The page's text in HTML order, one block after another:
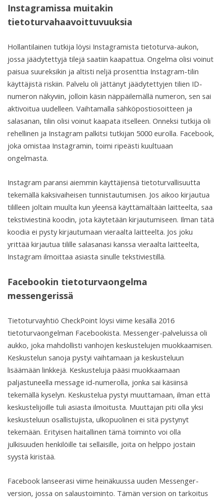
Instagramissa muitakin
tietoturvahaavoittuvuuksia
Hollantilainen tutkija löysi Instagramista tietoturva-aukon,
jossa jäädytettyjä tilejä saatiin kaapattua. Ongelma olisi voinut
paisua suureksikin ja altisti neljä prosenttia Instagram-tilin
käyttäjistä riskiin. Palvelu oli jättänyt jäädytettyjen tilien ID-
numeron näkyviin, jolloin käsin näppäilemällä numeron, sen sai
aktivoitua uudelleen. Vaihtamalla sähköpostiosoitteen ja
salasanan, tilin olisi voinut kaapata itselleen. Onneksi tutkija oli
rehellinen ja Instagram palkitsi tutkijan 5000 eurolla. Facebook,
joka omistaa Instagramin, toimi ripeästi kuultuaan
ongelmasta.
Instagram paransi aiemmin käyttäjiensä tietoturvallisuutta
tekemällä kaksivaiheisen tunnistautumisen. Jos aikoo kirjautua
tililleen joltain muulta kun yleensä käyttämältään laitteelta, saa
tekstiviestinä koodin, jota käytetään kirjautumiseen. Ilman tätä
koodia ei pysty kirjautumaan vieraalta laitteelta. Jos joku
yrittää kirjautua tilille salasanasi kanssa vieraalta laitteelta,
Instagram ilmoittaa asiasta sinulle tekstiviestillä.
Facebookin tietoturvaongelma
messengerissä
Tietoturvayhtiö CheckPoint löysi viime kesällä 2016
tietoturvaongelman Facebookista. Messenger-palveluissa oli
aukko, joka mahdollisti vanhojen keskustelujen muokkaamisen.
Keskustelun sanoja pystyi vaihtamaan ja keskusteluun
lisäämään linkkejä. Keskusteluja pääsi muokkaamaan
paljastuneella message id-numerolla, jonka sai käsiinsä
tekemällä kyselyn. Keskustelua pystyi muuttamaan, ilman että
keskustelijoille tuli asiasta ilmoitusta. Muuttajan piti olla yksi
keskusteluun osallistujista, ulkopuolinen ei sitä pystynyt
tekemään. Erityisen haitallinen tämä toiminto voi olla
julkisuuden henkilöille tai sellaisille, joita on helppo jostain
syystä kiristää.
Facebook lanseerasi viime heinäkuussa uuden Messenger-
version, jossa on salaustoiminto. Tämän version on tarkoitus